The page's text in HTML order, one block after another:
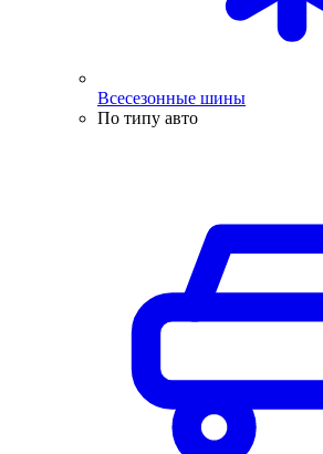
Всесезонные шины
По типу авто